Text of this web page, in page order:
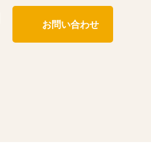
お問い合わせ